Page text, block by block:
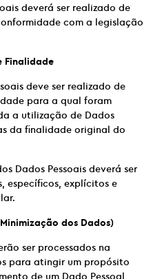
deverá ser realizado de
com a legislação
Finalidade
deve ser realizado de
para a qual foram
a utilização de Dados
da finalidade original do
Dados Pessoais deverá ser
específicos, explícitos e
dos Dados)
ser processados na
para atingir um propósito
de um Dado Pessoal